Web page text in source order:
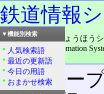
鉄道情報
読み：てつどうじょうほう
外語：Railway Infomation
品詞：会社名
JRグルー
▼機能別検索
人気検索語
最近の更新語
今日の用語
おまかせ検索